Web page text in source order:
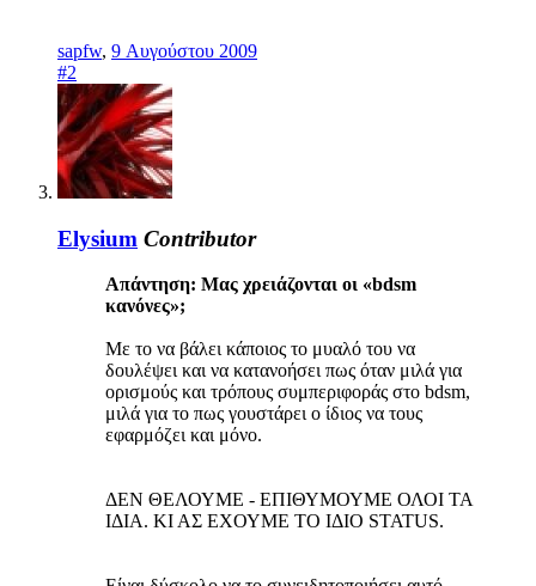
sapfw, 9 Αυγούστου 2009
#2
Elysium Contributor
Απάντηση: Μας χρειάζονται οι «bdsm
κανόνες»;
Με το να βάλει κάποιος το μυαλό του να
δουλέψει και να κατανοήσει πως όταν μιλά για
ορισμούς και τρόπους συμπεριφοράς στο bdsm,
μιλά για το πως γουστάρει ο ίδιος να τους
εφαρμόζει και μόνο.
ΔΕΝ ΘΕΛΟΥΜΕ - ΕΠΙΘΥΜΟΥΜΕ ΟΛΟΙ ΤΑ
ΙΔΙΑ. ΚΙ ΑΣ ΕΧΟΥΜΕ ΤΟ ΙΔΙΟ STATUS.